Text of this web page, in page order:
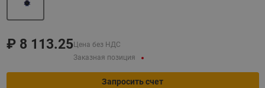
₽ 8 113.25 Цена без НДС
Заказная позиция
Запросить счет